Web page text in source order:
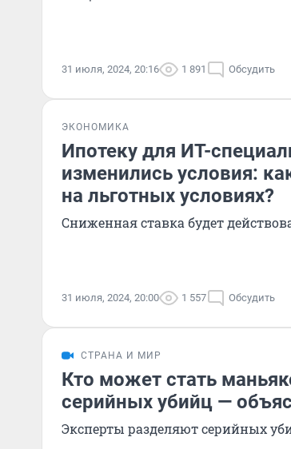
31 июля, 2024, 20:16 1 891 Обсудить
ЭКОНОМИКА
Ипотеку для ИТ-
изменились условия:
на льготных условиях?
Сниженная ставка будет
31 июля, 2024, 20:00 1 557 Обсудить
СТРАНА И МИР
Кто может стать
серийных убийц —
Эксперты разделяют серийных